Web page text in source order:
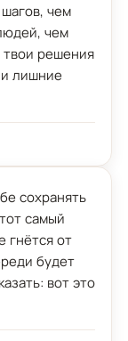
чем
чем
решения
лишние
сохранять
самый
гнётся от
будет
вот это